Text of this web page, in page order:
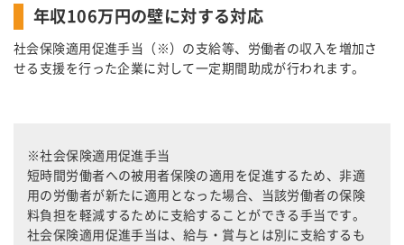
年収106万円の壁に対する対応
社会保険適用促進手当（※）の支給等、労働者の収入を増加さ
せる支援を行った企業に対して一定期間助成が行われます。
※社会保険適用促進手当
短時間労働者への被用者保険の適用を促進するため、非適
用の労働者が新たに適用となった場合、当該労働者の保険
料負担を軽減するために支給することができる手当です。
社会保険適用促進手当は、給与・賞与とは別に支給するも